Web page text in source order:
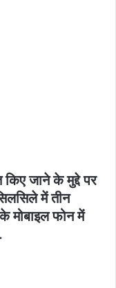
जाने के मुद्दे पर
में तीन
मोबाइल फोन में